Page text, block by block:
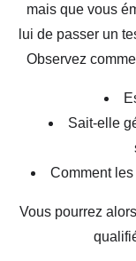
mais que vous
lui de passer un
Observez
Sait-elle
Comment
Vous pourrez